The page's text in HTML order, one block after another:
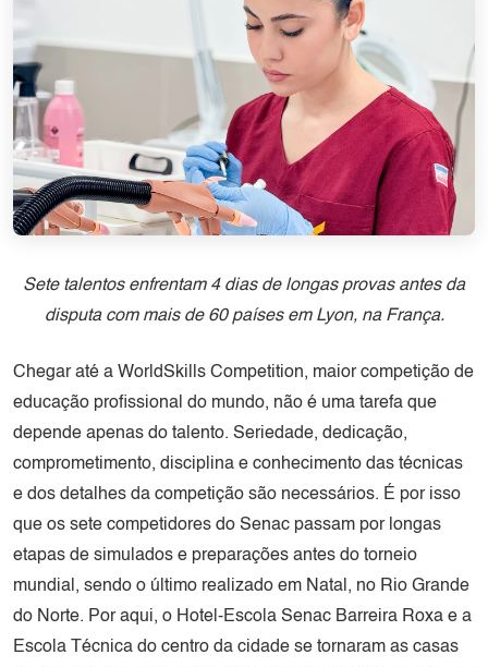
Sete talentos enfrentam 4 dias de longas provas antes da
disputa com mais de 60 países em Lyon, na França.
Chegar até a WorldSkills Competition, maior competição de
educação profissional do mundo, não é uma tarefa que
depende apenas do talento. Seriedade, dedicação,
comprometimento, disciplina e conhecimento das técnicas
e dos detalhes da competição são necessários. É por isso
que os sete competidores do Senac passam por longas
etapas de simulados e preparações antes do torneio
mundial, sendo o último realizado em Natal, no Rio Grande
do Norte. Por aqui, o Hotel-Escola Senac Barreira Roxa e a
Escola Técnica do centro da cidade se tornaram as casas